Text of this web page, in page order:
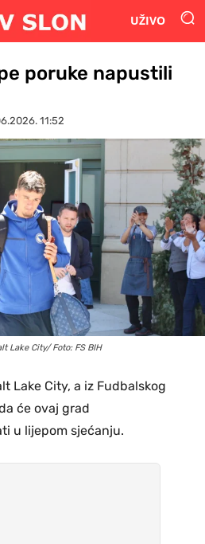
UŽIVO
poruke napustili
11:52
Lake City/ Foto: FS BIH
Lake City, a iz Fudbalskog
će ovaj grad
u lijepom sjećanju.